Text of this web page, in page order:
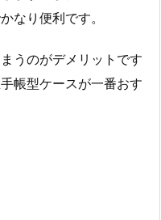
なり便利です。
うのがデメリットです
帳型ケースが一番おす